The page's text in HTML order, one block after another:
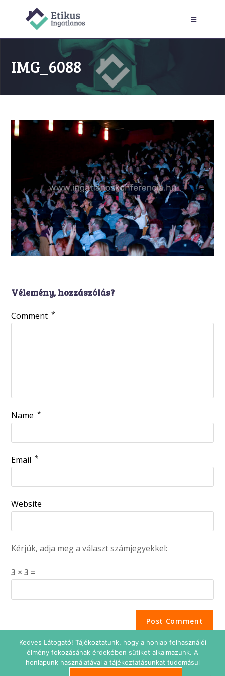
IMG_6088
Vélemény, hozzászólás?
Comment *
Name *
Email *
Website
Kérjük, adja meg a választ számjegyekkel:
3 × 3 =
Kedves Látogató! Tájékoztatunk, hogy a honlap felhasználói
élmény fokozásának érdekében sütiket alkalmazunk. A
honlapunk használatával a tájékoztatásunkat tudomásul